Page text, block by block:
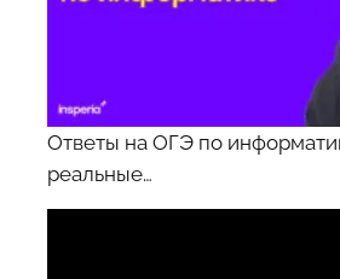
Ответы на ОГЭ по
реальные…